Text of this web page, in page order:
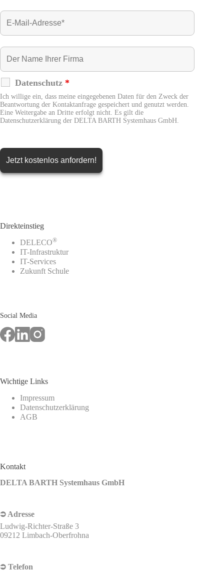
Datenschutz *
Ich willige ein, dass meine eingegebenen Daten für den Zweck der
Beantwortung der Kontaktanfrage gespeichert und genutzt werden.
Eine Weitergabe an Dritte erfolgt nicht. Es gilt die
Datenschutzerklärung der DELTA BARTH Systemhaus GmbH.
Direkteinstieg
DELECO®
IT-Infrastruktur
IT-Services
Zukunft Schule
Social Media
Wichtige Links
Impressum
Datenschutzerklärung
AGB
Kontakt
DELTA BARTH Systemhaus GmbH
⮊ Adresse
Ludwig-Richter-Straße 3
09212 Limbach-Oberfrohna
⮊ Telefon